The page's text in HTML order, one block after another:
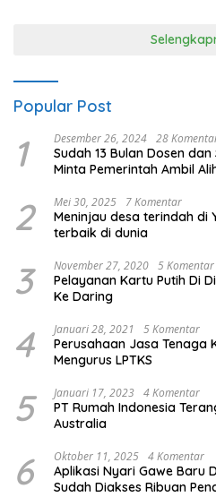
Popular Post
1 Desember 26, 2024 28
Sudah 13 Bulan Dosen
Minta Pemerintah Ambil
2 Mei 30, 2025 7 Komentar
Meninjau desa terindah
terbaik di dunia
3 November 27, 2020 5 Komentar
Pelayanan Kartu Putih Di
Ke Daring
4 Januari 28, 2021 5 Komentar
Perusahaan Jasa Tenaga
Mengurus LPTKS
5 Januari 17, 2023 4 Komentar
PT Rumah Indonesia
Australia
6 Oktober 11, 2025 4 Komentar
Aplikasi Nyari Gawe Baru
Sudah Diakses Ribuan